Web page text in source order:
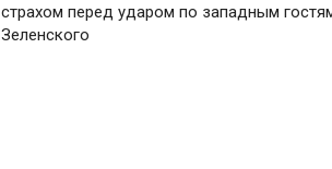
страхом перед ударом по западным
Зеленского